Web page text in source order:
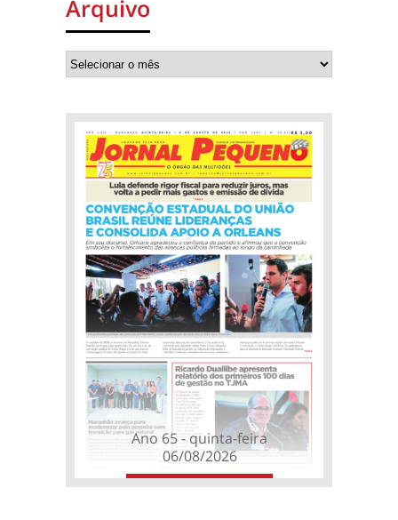
Arquivo
Ano 65 - quinta-feira
06/08/2026